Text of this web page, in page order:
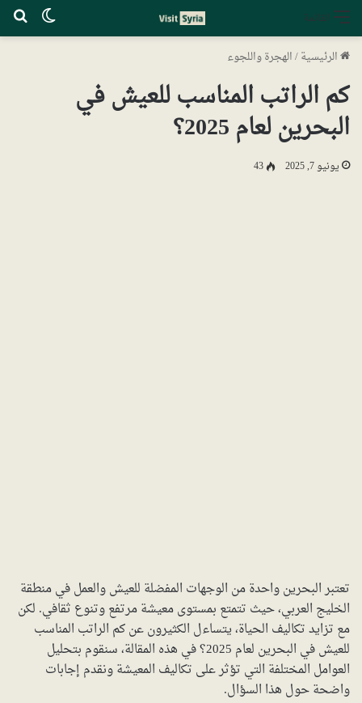
القائمة
الرئيسية/الهجرة واللجوء
كم الراتب المناسب للعيش في
البحرين لعام 2025؟
يونيو 7, 2025 43
تعتبر البحرين واحدة من الوجهات المفضلة للعيش والعمل في منطقة
الخليج العربي، حيث تتمتع بمستوى معيشة مرتفع وتنوع ثقافي. لكن
مع تزايد تكاليف الحياة، يتساءل الكثيرون عن كم الراتب المناسب
للعيش في البحرين لعام 2025؟ في هذه المقالة، سنقوم بتحليل
العوامل المختلفة التي تؤثر على تكاليف المعيشة ونقدم إجابات
واضحة حول هذا السؤال.